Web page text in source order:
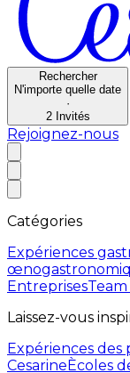
Rechercher
N'importe quelle date
·
2 Invités
Rejoignez-nous
Catégories
Expériences
Entreprises
Laissez-vous
Expériences
CesarineÈcoles